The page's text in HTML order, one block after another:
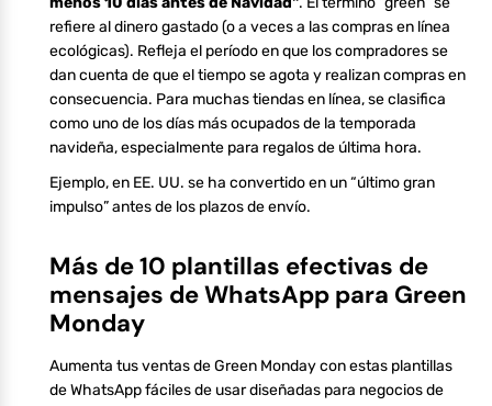
refiere al dinero gastado (o a veces a las compras en línea
ecológicas). Refleja el período en que los compradores se
dan cuenta de que el tiempo se agota y realizan compras en
consecuencia. Para muchas tiendas en línea, se clasifica
como uno de los días más ocupados de la temporada
navideña, especialmente para regalos de última hora.
Ejemplo, en EE. UU. se ha convertido en un “último gran
impulso” antes de los plazos de envío.
Más de 10 plantillas efectivas de
mensajes de WhatsApp para Green
Monday
Aumenta tus ventas de Green Monday con estas plantillas
de WhatsApp fáciles de usar diseñadas para negocios de